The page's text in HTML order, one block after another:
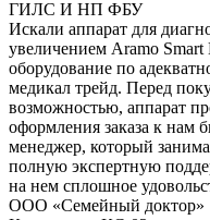
ГИЛС И НП ФБУ
Искали аппарат для
увеличением Aramo
оборудование по
медикал трейд. Перед
возможностью, аппарат
оформления заказа к нам
менеджер, который
полную экспертную
на нем сплошное
ООО «Семейный доктор»